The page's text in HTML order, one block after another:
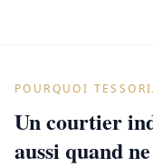
POURQUOI
Un courtier
aussi quand